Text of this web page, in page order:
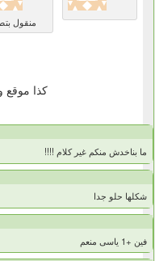
منقول
كذا موقع
ما بناخدش منكم غير كلام !!!!
شكلها حلو جدا
فين +1 ياسى منعم